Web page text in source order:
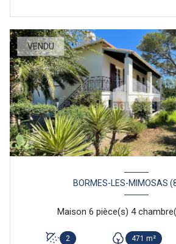
VENDU
BORMES-LES-MIMOSAS
2 471 m²